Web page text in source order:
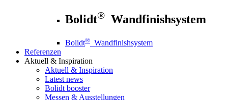
Bolidt® Wandfinishsystem
Bolidt® Wandfinishsystem
Referenzen
Aktuell & Inspiration
Aktuell & Inspiration
Latest news
Bolidt booster
Messen & Ausstellungen